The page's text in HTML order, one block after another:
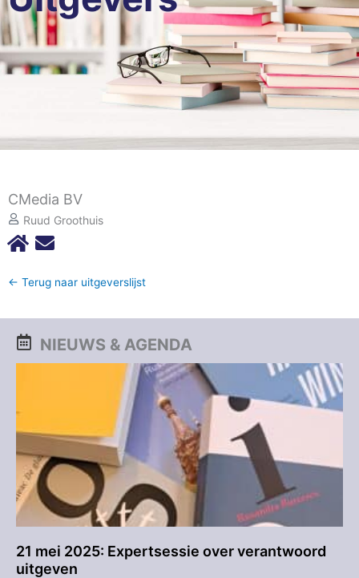
CMedia BV
Ruud Groothuis
← Terug naar uitgeverslijst
NIEUWS & AGENDA
21 mei 2025: Expertsessie over verantwoord
uitgeven